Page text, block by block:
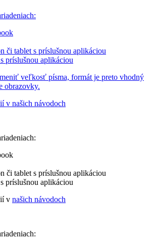
či tablet s príslušnou aplikáciou
príslušnou aplikáciou
veľkosť písma, formát je preto vhodný
obrazovky.
v našich návodoch
či tablet s príslušnou aplikáciou
príslušnou aplikáciou
v našich návodoch